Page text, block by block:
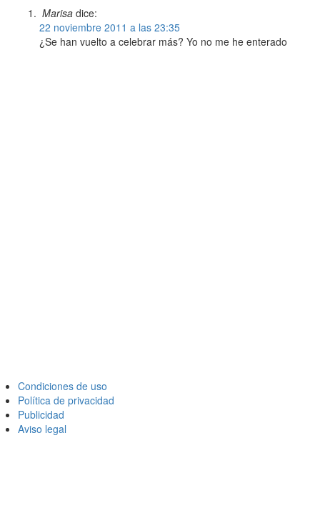
Marisa dice:
22 noviembre 2011 a las 23:35
¿Se han vuelto a celebrar más? Yo no me he enterado
Condiciones de uso
Política de privacidad
Publicidad
Aviso legal